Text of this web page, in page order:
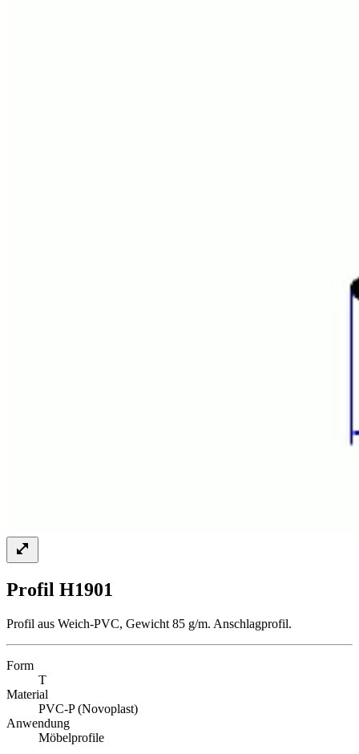
Profil H1901
Profil aus Weich-PVC, Gewicht 85 g/m. Anschlagprofil.
Form
T
Material
PVC-P (Novoplast)
Anwendung
Möbelprofile